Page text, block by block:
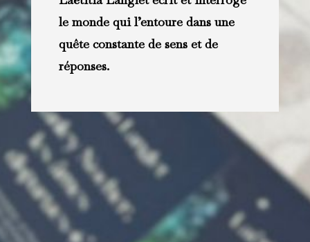
le monde qui l’entoure dans une
quête constante de sens et de
réponses.